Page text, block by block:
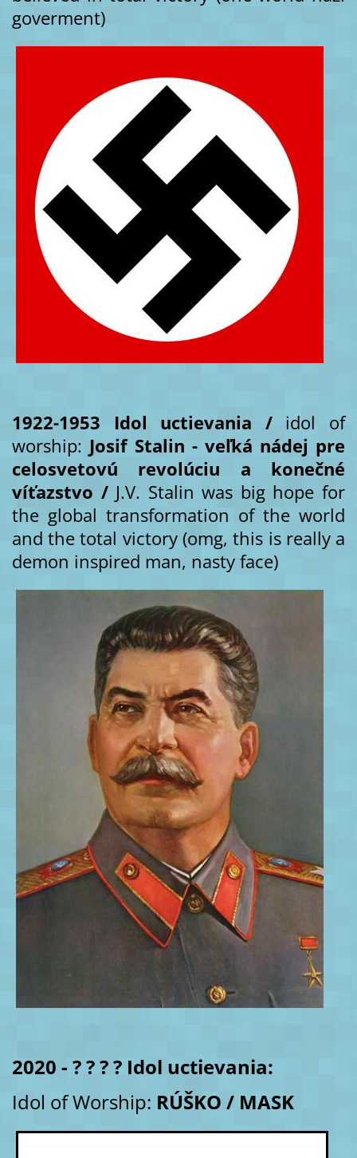
goverment)
1922-1953 Idol uctievania / idol of
worship: Josif Stalin - veľká nádej pre
celosvetovú revolúciu a konečné
víťazstvo / J.V. Stalin was big hope for
the global transformation of the world
and the total victory (omg, this is really a
demon inspired man, nasty face)
2020 - ? ? ? ? Idol uctievania:
Idol of Worship: RÚŠKO / MASK